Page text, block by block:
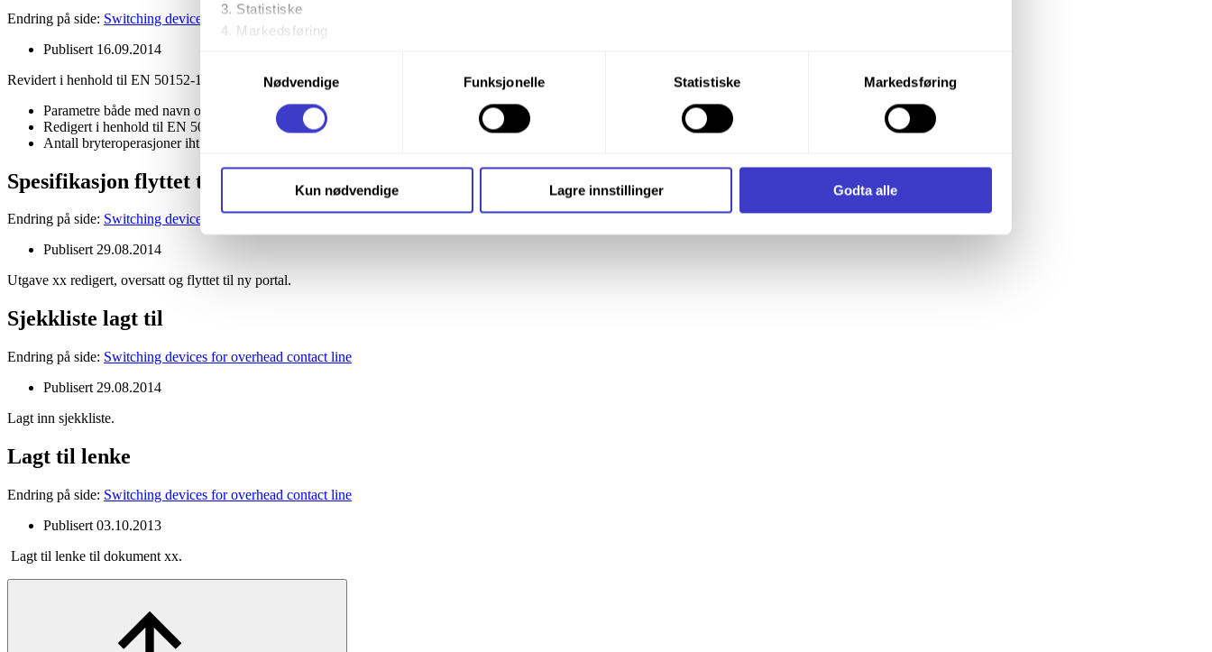
Statistiske
Markedsføring
Ved å trykke «Godta alle» gir du din tillatelse til alle disse formålene. Du kan også velge formålet du vil samtykke til ved å
Du kan lese mer om hvordan vi bruker informasjonskapsler og annen teknologi, og hvordan vi samler inn og behandler
Nødvendige
Funksjonelle Statistiske Markedsføring
Kun nødvendige Lagre innstillinger Godta alle
Endring på side: Switching devices for overhead contact line
Publisert 16.09.2014
Revidert i henhold til EN 50152-1 og EN 50152-2:
Parametre både med navn og symbol.
Redigert i henhold til EN 50152-2, “Short circuit current” satt til 25 kA, “Surge current” satt til minimum 63 kA, og tilsvarende spesielle krav for Oslo S.
Antall bryteroperasjoner iht. EN 50152-2:2012 Class 3.
Spesifikasjon flyttet til ny portal
Endring på side: Switching devices for overhead contact line
Publisert29.08.2014
Utgave xx redigert, oversatt og flyttet til ny portal.
Sjekkliste lagt til
Endring på side: Switching devices for overhead contact line
Publisert 29.08.2014
Lagt inn sjekkliste.
Lagt til lenke
Endring på side: Switching devices for overhead contact line
Publisert 03.10.2013
Lagt til lenke til dokument xx.